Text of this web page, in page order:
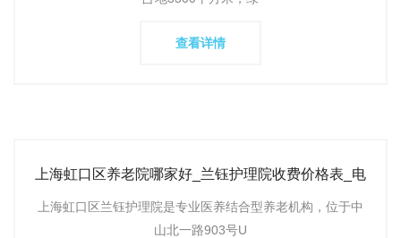
查看详情
上海虹口区养老院哪家好_兰钰护理院收费价格表_电
上海虹口区兰钰护理院是专业医养结合型养老机构，位于中
山北一路903号U